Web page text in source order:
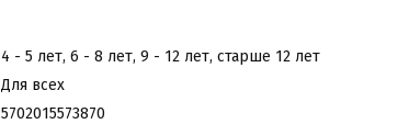
4 - 5 лет, 6 - 8 лет, 9 - 12 лет, старше 12 лет
Для всех
5702015573870